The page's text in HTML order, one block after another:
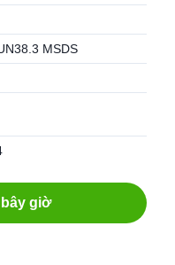
MSDS
giờ